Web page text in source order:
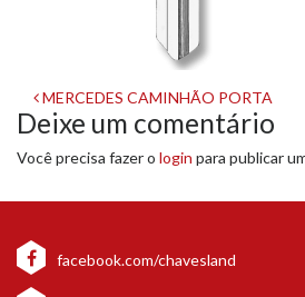
Navegação
de
post
MERCEDES CAMINHÃO PORTA
Deixe um comentário
Você precisa fazer o login para publicar
facebook.com/chavesland